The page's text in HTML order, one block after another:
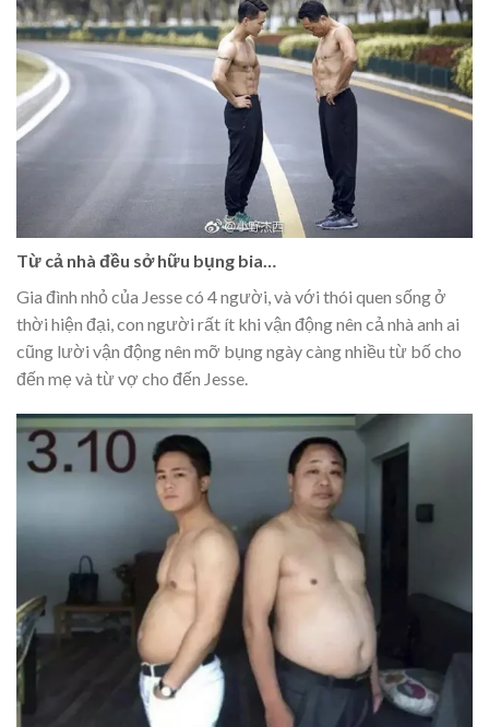
Từ cả nhà đều sở hữu bụng bia…
Gia đình nhỏ của Jesse có 4 người, và với thói quen sống ở
thời hiện đại, con người rất ít khi vận động nên cả nhà anh ai
cũng lười vận động nên mỡ bụng ngày càng nhiều từ bố cho
đến mẹ và từ vợ cho đến Jesse.